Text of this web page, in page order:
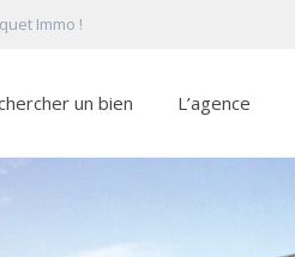
Immo !
un bien L’agence